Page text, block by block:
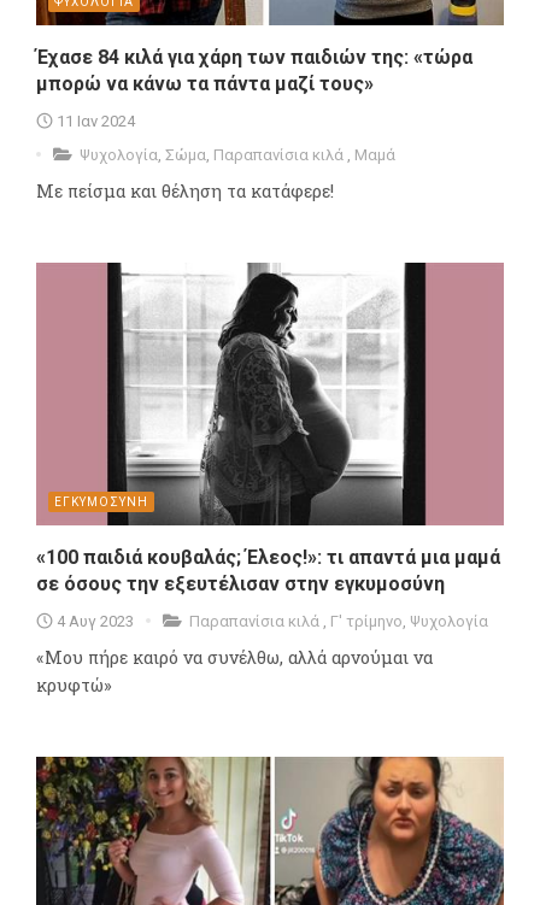
Έχασε 84 κιλά για χάρη των παιδιών της: «τώρα
μπορώ να κάνω τα πάντα μαζί τους»
11 Ιαν 2024
Ψυχολογία, Σώμα, Παραπανίσια κιλά , Μαμά
Με πείσμα και θέληση τα κατάφερε!
ΕΓΚΥΜΟΣΥΝΗ
«100 παιδιά κουβαλάς; Έλεος!»: τι απαντά μια μαμά
σε όσους την εξευτέλισαν στην εγκυμοσύνη
4 Αυγ 2023 Παραπανίσια κιλά , Γ' τρίμηνο, Ψυχολογία
«Μου πήρε καιρό να συνέλθω, αλλά αρνούμαι να
κρυφτώ»